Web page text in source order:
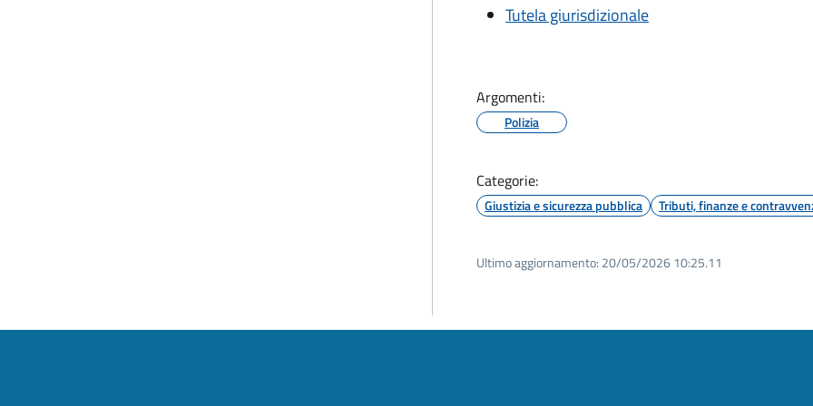
Tutela giurisdizionale
Argomenti:
Polizia
Categorie:
Giustizia e sicurezza pubblica Tributi, finanze e
Ultimo aggiornamento: 20/05/2026 10:25.11